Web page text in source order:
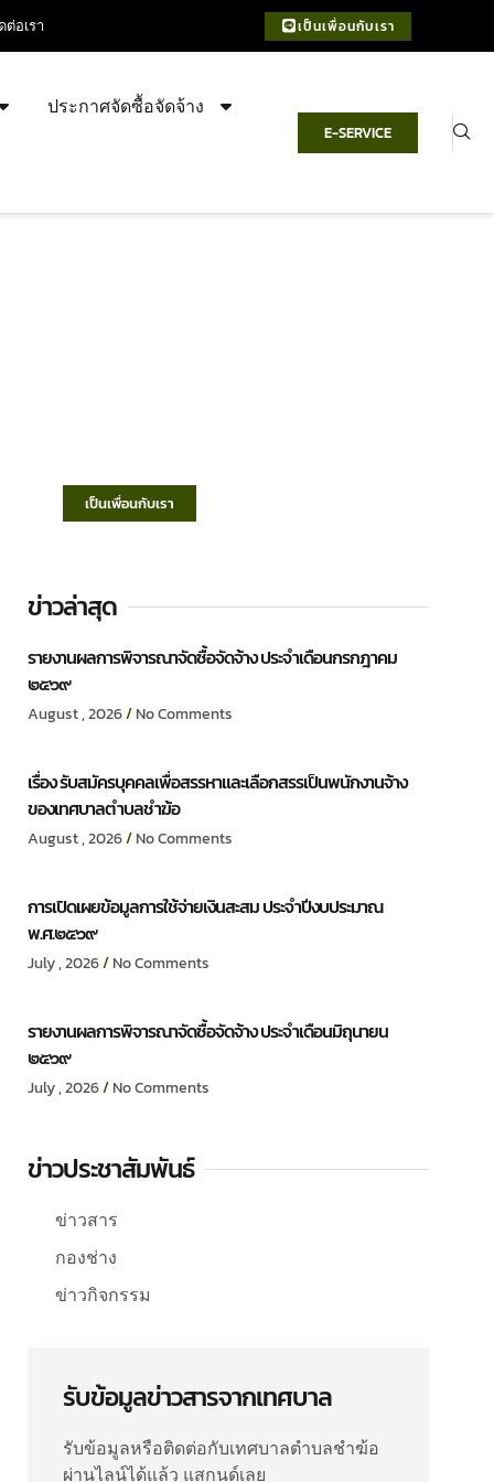
ต่อเรา เป็นเพื่อนกับเรา
ประกาศจัดซื้อจัดจ้าง
E-SERVICE
เป็นเพื่อนกับเรา
ข่าวล่าสุด
รายงานผลการพิจารณาจัดซื้อจัดจ้าง ประจำเดือนกรกฎาคม
๒๕๖๙
August , 2026 No Comments
เรื่อง รับสมัครบุคคลเพื่อสรรหาและเลือกสรรเป็นพนักงานจ้าง
ของเทศบาลตำบลชำฆ้อ
August , 2026 No Comments
การเปิดเผยข้อมูลการใช้จ่ายเงินสะสม ประจำปีงบประมาณ
พ.ศ.๒๕๖๙
July , 2026 No Comments
รายงานผลการพิจารณาจัดซื้อจัดจ้าง ประจำเดือนมิถุนายน
๒๕๖๙
July , 2026 No Comments
ข่าวประชาสัมพันธ์
ข่าวสาร
กองช่าง
ข่าวกิจกรรม
รับข้อมูลข่าวสารจากเทศบาล
รับข้อมูลหรือติดต่อกับเทศบาลตำบลชำฆ้อ
ผ่านไลน์ได้แล้ว แสกนด์เลย